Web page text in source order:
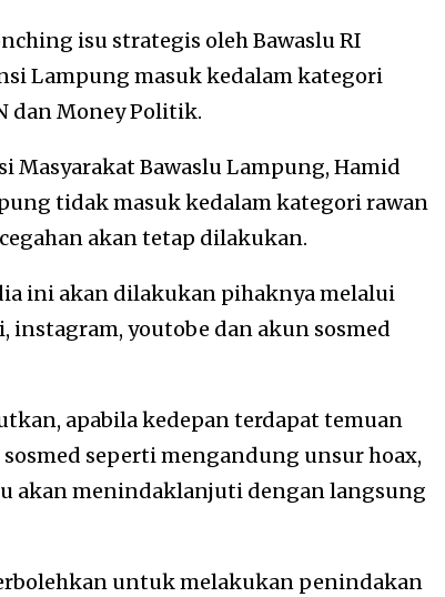
isu strategis oleh Bawaslu RI
Lampung masuk kedalam kategori
dan Money Politik.
Masyarakat Bawaslu Lampung, Hamid
tidak masuk kedalam kategori rawan
akan tetap dilakukan.
ini akan dilakukan pihaknya melalui
instagram, youtobe dan akun sosmed
apabila kedepan terdapat temuan
seperti mengandung unsur hoax,
akan menindaklanjuti dengan langsung
untuk melakukan penindakan